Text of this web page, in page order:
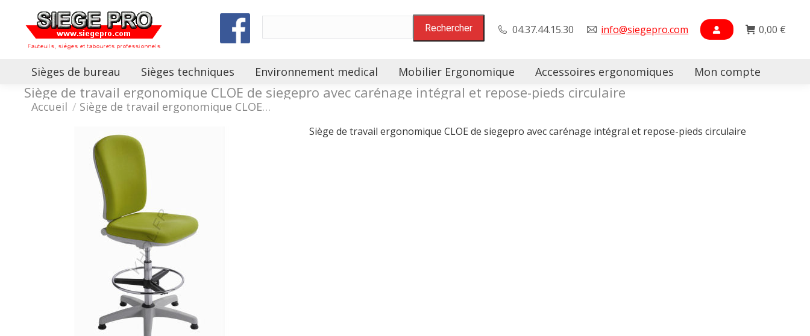
04.37.44.15.30 info@siegepro.com 0,00 €
Sièges de bureau Sièges techniques Environnement medical Mobilier Ergonomique Accessoires ergonomiques Mon compte
Siège de travail ergonomique CLOE de siegepro avec carénage intégral et repose-pieds circulaire
Vous êtes ici :
Accueil Siège de travail ergonomique CLOE…
Siège de travail ergonomique CLOE de siegepro avec carénage intégral et repose-pieds circulaire